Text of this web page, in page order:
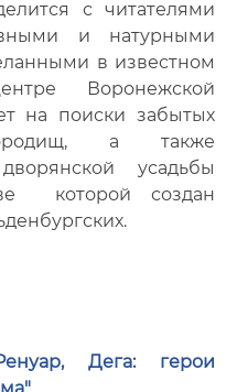
с читателями
и натурными
в известном
Воронежской
на поиски забытых
а также
усадьбы
которой создан
Дега: герои